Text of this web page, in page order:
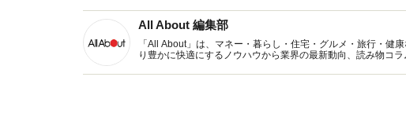
All About 編集部
「All About」は、マネー・暮らし・住宅・グルメ・旅行・健
り豊かに快適にするノウハウから業界の最新動向、読み物コ